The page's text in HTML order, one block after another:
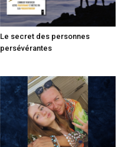
Le secret des personnes
persévérantes